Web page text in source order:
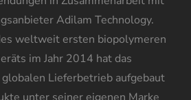
Adilam Technology.
weltweit ersten biopolymeren
im Jahr 2014 hat das
Lieferbetrieb aufgebaut